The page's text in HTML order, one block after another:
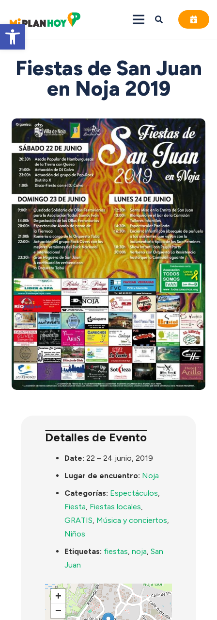
Abrir barra de herramientas
Fiestas de San Juan
en Noja 2019
Detalles de Evento
Date: 22 –24 junio, 2019
Lugar de encuentro: Noja
Categorías: Espectáculos,
Fiesta, Fiestas locales,
GRATIS, Música y conciertos,
Niños
Etiquetas: fiestas,noja,San
Juan
+
−